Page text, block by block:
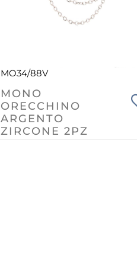
MO34/88V
MONO
ORECCHINO
ARGENTO
ZIRCONE 2PZ